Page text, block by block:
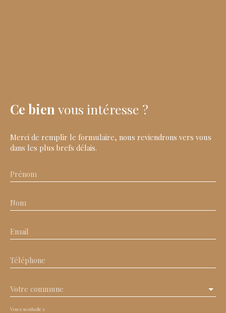
Ce bien vous intéresse ?
Merci de remplir le formulaire, nous reviendrons vers vous
dans les plus brefs délais.
Prénom
Nom
Email
Téléphone
Votre commune
Vous souhaitez